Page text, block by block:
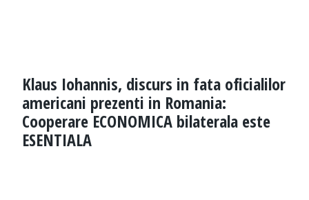
Klaus Iohannis, discurs in fata oficialilor
americani prezenti in Romania:
Cooperare ECONOMICA bilaterala este
ESENTIALA